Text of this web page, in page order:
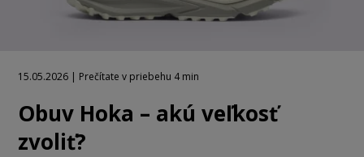
15.05.2026 | Prečítate v priebehu 4 min
Obuv Hoka – akú veľkosť
zvoliť?